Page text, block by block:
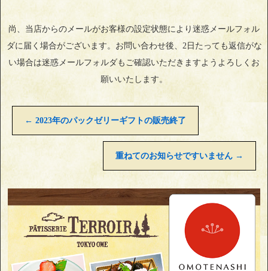
尚、当店からのメールがお客様の設定状態により迷惑メールフォル
ダに届く場合がございます。お問い合わせ後、2日たっても返信がな
い場合は迷惑メールフォルダもご確認いただきますようよろしくお
願いいたします。
← 2023年のパックゼリーギフトの販売終了
重ねてのお知らせですいません →